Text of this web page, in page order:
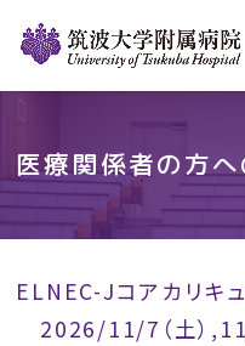
医療関係者の方
ELNEC-Jコアカリキ
2026/11/7（土）,11/